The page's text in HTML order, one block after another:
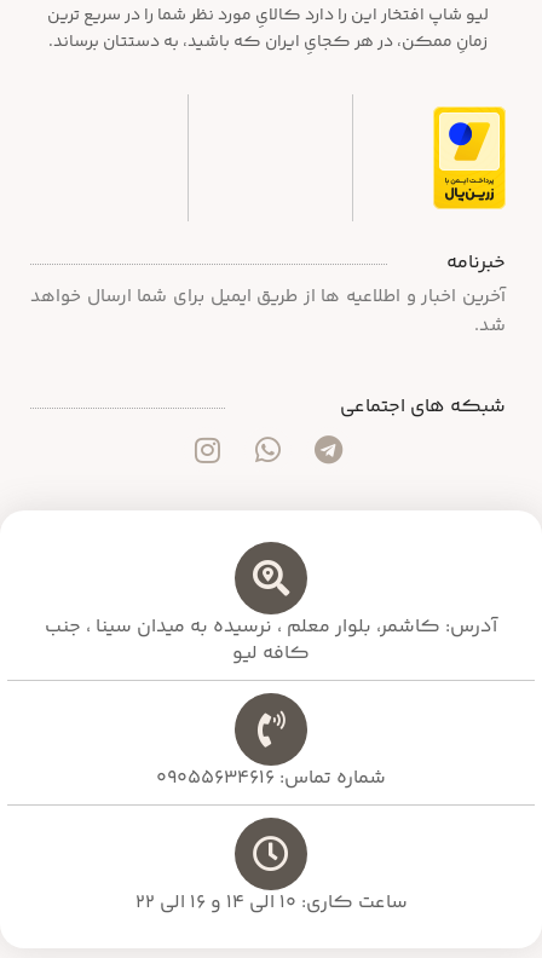
لیو شاپ افتخار این را دارد کالایِ مورد نظر شما را در سریع ترین
زمانِ ممکن، در هر کجایِ ایران که باشید، به دستتان برساند.
خبرنامه
آخرین اخبار و اطلاعیه ها از طریق ایمیل برای شما ارسال خواهد
شد.
شبکه های اجتماعی
آدرس: کاشمر، بلوار معلم ،‌ نرسیده به میدان سینا ، جنب
کافه لیو
شماره تماس: 09055634616
ساعت کاری: 10 الی 14 و 16 الی 22